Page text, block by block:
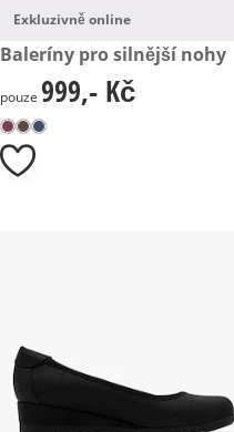
Exkluzivně online
999,- Kč
Baleríny pro silnější nohy
999,- Kč
pouze 999,- Kč